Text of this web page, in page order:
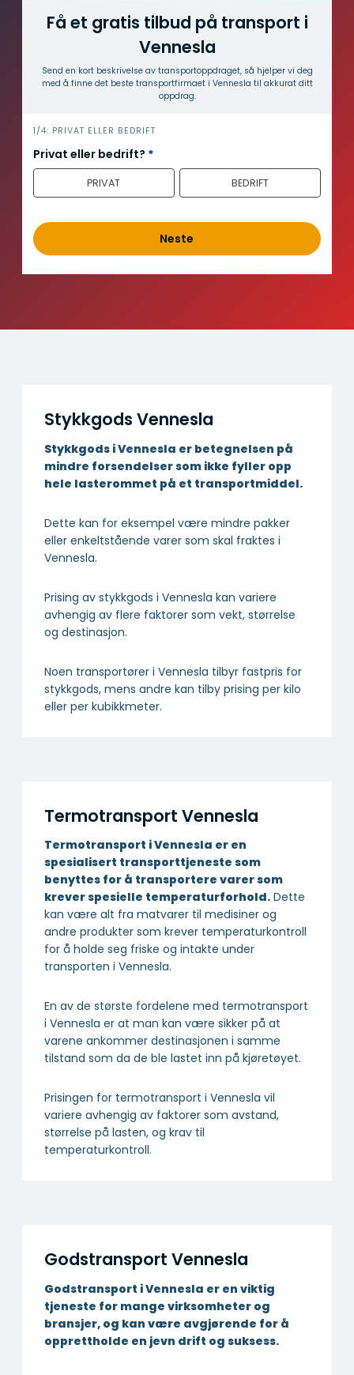
Få et gratis tilbud på transport i
Vennesla
Send en kort beskrivelse av transport­oppdraget, så hjelper vi deg
med å finne det beste transport­firmaet i Vennesla til akkurat ditt
oppdrag.
i
n
n
o
d
1/4: PRIVAT ELLER BEDRIFT
Privat eller bedrift? *
PRIVAT BEDRIFT
Neste
Stykkgods Vennesla
Stykkgods i Vennesla er betegnelsen på
mindre forsendelser som ikke fyller opp
hele lasterommet på et transportmiddel.
Dette kan for eksempel være mindre pakker
eller enkeltstående varer som skal fraktes i
Vennesla.
Prising av stykkgods i Vennesla kan variere
avhengig av flere faktorer som vekt, størrelse
og destinasjon.
Noen transportører i Vennesla tilbyr fastpris for
stykkgods, mens andre kan tilby prising per kilo
eller per kubikkmeter.
Termotransport Vennesla
Termotransport i Vennesla er en
spesialisert transport­tjeneste som
benyttes for å transportere varer som
krever spesielle temperatur­forhold. Dette
kan være alt fra matvarer til medisiner og
andre produkter som krever temperaturkontroll
for å holde seg friske og intakte under
transporten i Vennesla.
En av de største fordelene med termotransport
i Vennesla er at man kan være sikker på at
varene ankommer destinasjonen i samme
tilstand som da de ble lastet inn på kjøretøyet.
Prisingen for termotransport i Vennesla vil
variere avhengig av faktorer som avstand,
størrelse på lasten, og krav til
temperaturkontroll.
Godstransport Vennesla
Godstransport i Vennesla er en viktig
tjeneste for mange virksomheter og
bransjer, og kan være avgjørende for å
opprettholde en jevn drift og suksess.